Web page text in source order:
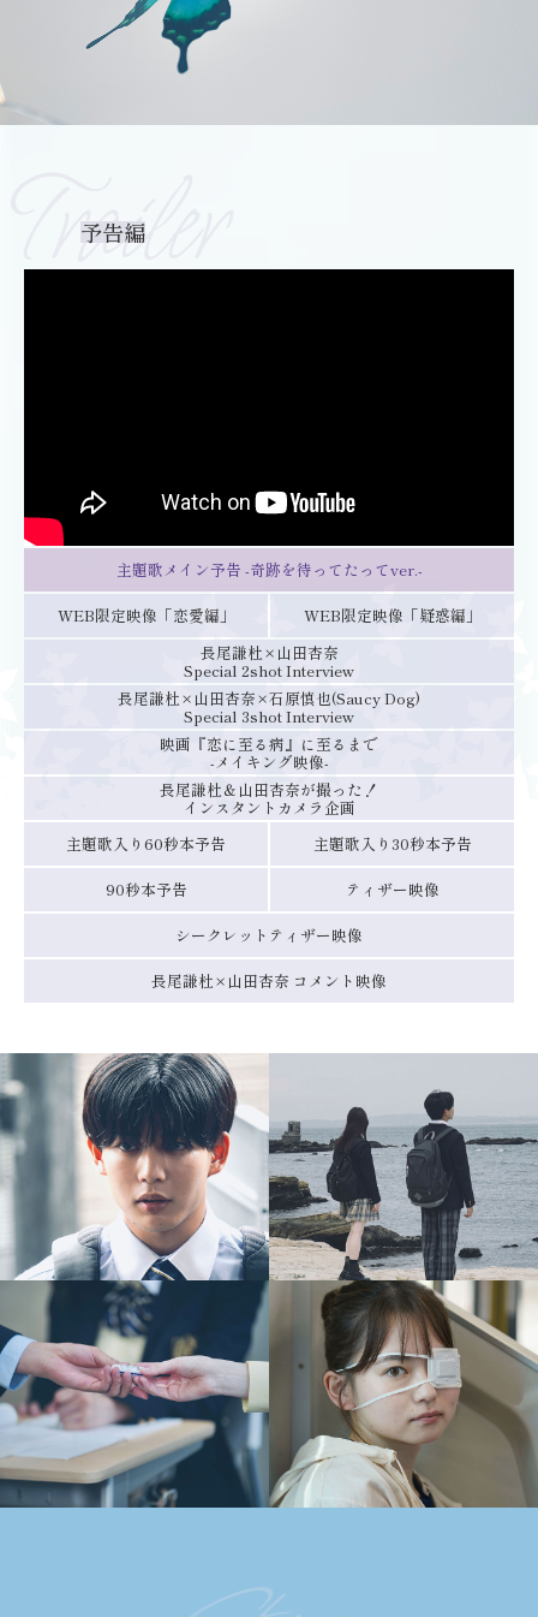
予告編
主題歌メイン予告 -奇跡を待ってたってver.-
WEB限定映像「恋愛編」
WEB限定映像「疑惑編」
長尾謙杜×山田杏奈
Special 2shot Interview
長尾謙杜×山田杏奈×石原慎也(Saucy Dog)
Special 3shot Interview
映画『恋に至る病』に至るまで
-メイキング映像-
長尾謙杜＆山田杏奈が撮った！
インスタントカメラ企画
主題歌入り60秒本予告
主題歌入り30秒本予告
90秒本予告
ティザー映像
シークレットティザー映像
長尾謙杜×山田杏奈 コメント映像